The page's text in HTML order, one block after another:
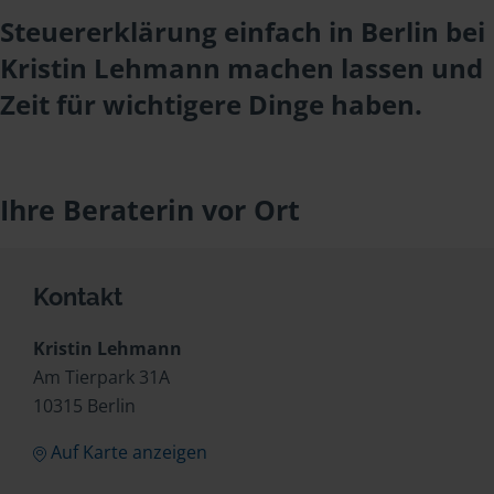
Steuererklärung einfach in Berlin bei
Kristin Lehmann machen lassen und
Zeit für wichtigere Dinge haben.
Ihre Beraterin vor Ort
Kontakt
Kristin Lehmann
Am Tierpark 31A
10315 Berlin
Auf Karte anzeigen